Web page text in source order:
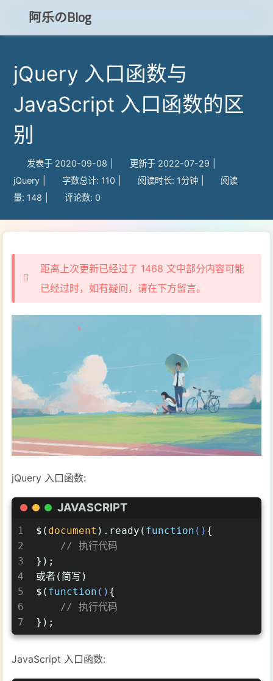
知乎
CSDN
博客小程序
阿乐のBlog
jQuery 入口函数与
JavaScript 入口函数的区
别
发表于 2020-09-08 更新于 2022-07-29
jQuery
字数总计: 110 阅读时长: 1分钟
阅读
量: 148 评论数: 0
距离上次更新已经过了 1468 文中部分内容可能
已经过时，如有疑问，请在下方留言。
jQuery 入口函数:
JAVASCRIPT
1
2
3
4
5
6
7
$( document ).ready( function ( ) {
// 执行代码
});
或者(简写)
$( function ( ) {
// 执行代码
});
JavaScript 入口函数: